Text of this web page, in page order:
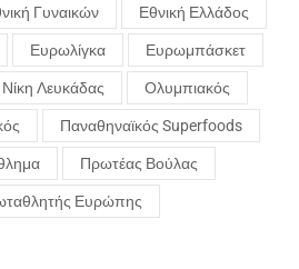
Γυναικών Εθνική Ελλάδος
Ευρωλίγκα Ευρωμπάσκετ
Νίκη Λευκάδας Ολυμπιακός
Παναθηναϊκός Superfoods
Πρωτέας Βούλας
Ευρώπης